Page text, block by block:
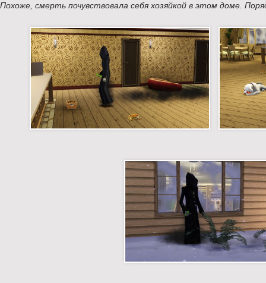
Похоже, смерть почувствовала себя хозяйкой в этом доме.